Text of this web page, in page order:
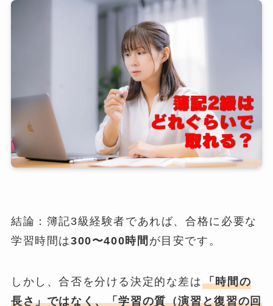
結論：簿記3級経験者であれば、合格に必要な
学習時間は300〜400時間 が目安です。
しかし、合否を分ける決定的な差は 「時間の
長さ」ではなく、「学習の質（演習と復習の回